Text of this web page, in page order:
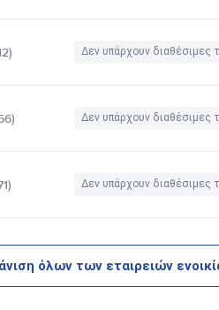
Δεν υπάρχουν διαθέσιμες
Δεν υπάρχουν διαθέσιμες
Δεν υπάρχουν διαθέσιμες
όλων των εταιρειών